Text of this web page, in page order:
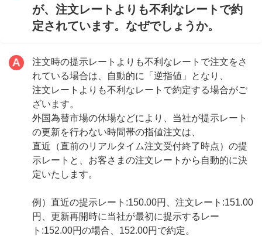
が、注文レートよりも不利なレートで約
定されています。なぜでしょうか。
注文時の提示レートよりも不利なレートで注文をさ
れている場合は、自動的に「逆指値」となり、
注文レートよりも不利なレートで約定する場合がご
ざいます。
外国為替市場の休場などにより、当社が提示レート
の更新を行わない時間帯の指値注文は、
直近（直前のリアルタイム注文受付終了時点）の提
示レートと、お客さまの注文レートから自動的に決
定いたします。
例）直近の提示レート:150.00円、注文レート:151.00
円、更新再開時に当社が最初に提示するレー
ト:152.00円の場合、152.00円で約定。